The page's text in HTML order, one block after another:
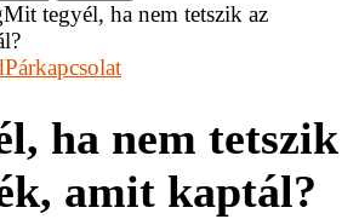
Mit tegyél, ha nem tetszik az
Párkapcsolat
ha nem tetszik
amit kaptál?